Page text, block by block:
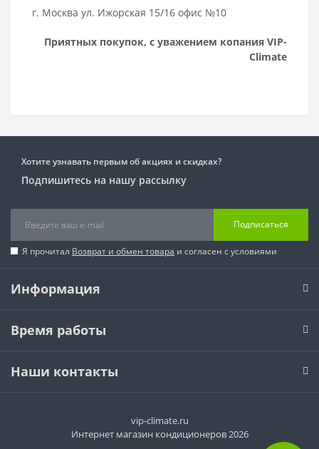
г. Москва ул. Ижорская 15/16 офис №10
Приятных покупок, с уважением копания VIP-
Climate
Хотите узнавать первым об акциях и скидках?
Подпишитесь на нашу рассылку
Подписаться
Я прочитал Возврат и обмен товара и согласен с условиями
Информация
Время работы
Наши контакты
vip-climate.ru
Интернет магазин кондиционеров 2026